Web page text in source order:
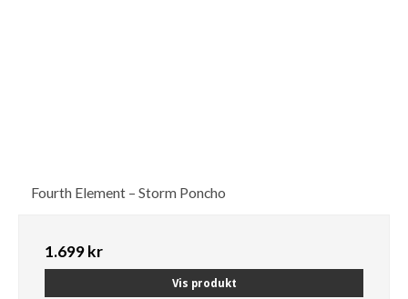
Fourth Element – Storm Poncho
1.699 kr
Vis produkt